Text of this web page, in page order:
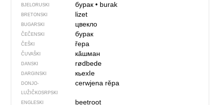
BJELORUSKI бурак• burak
BRETONSKI lizet
BUGARSKI цвекло
ČEČENSKI бурак
ČEŠKI řepa
ČUVAŠKI кӑшман
DANSKI rødbede
DARGINSKI кьехIе
DONJO­
LUŽIČKOSRPSKI
cerwjena rěpa
ENGLESKI beetroot